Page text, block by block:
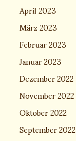
April 2023
März 2023
Februar 2023
Januar 2023
Dezember 2022
November 2022
Oktober 2022
September 2022